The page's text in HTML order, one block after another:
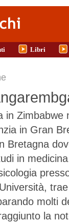
Libri
qui
in Zimbabwe
in Gran
Bretagna
in
molti
la